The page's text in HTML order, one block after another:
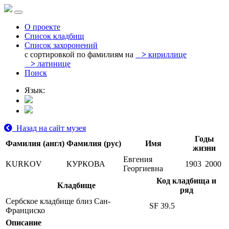
О проекте
Список кладбищ
Список захоронений
с сортировкой по фамилиям на
> кириллице
> латинице
Поиск
Язык:
Назад на сайт музея
Фамилия (англ) Фамилия (рус) Имя
Годы
жизни
KURKOV
КУРКОВА
Евгения
Георгиевна
1903 2000
Кладбище
Код кладбища и
ряд
Сербское кладбище близ Сан-
Франциско
SF 39.5
Описание